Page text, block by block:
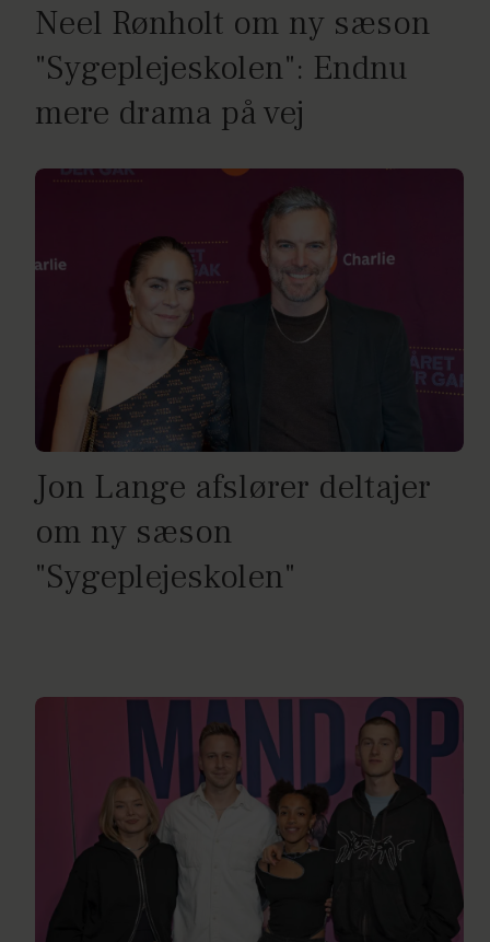
Neel Rønholt om ny sæson
"Sygeplejeskolen": Endnu
mere drama på vej
Jon Lange afslører deltajer
om ny sæson
"Sygeplejeskolen"